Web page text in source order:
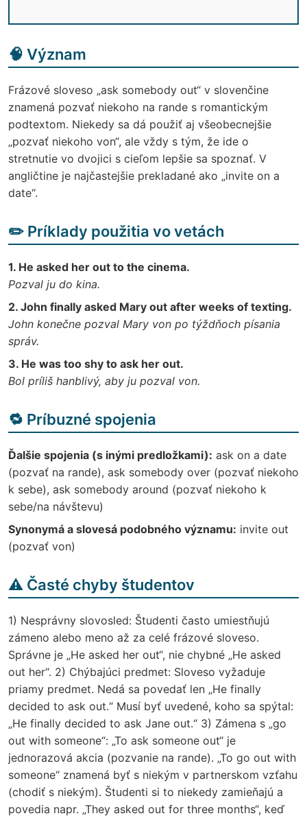
🧠 Význam
Frázové sloveso „ask somebody out“ v slovenčine
znamená pozvať niekoho na rande s romantickým
podtextom. Niekedy sa dá použiť aj všeobecnejšie
„pozvať niekoho von“, ale vždy s tým, že ide o
stretnutie vo dvojici s cieľom lepšie sa spoznať. V
angličtine je najčastejšie prekladané ako „invite on a
date“.
✏️ Príklady použitia vo vetách
1. He asked her out to the cinema.
Pozval ju do kina.
2. John finally asked Mary out after weeks of texting.
John konečne pozval Mary von po týždňoch písania
správ.
3. He was too shy to ask her out.
Bol príliš hanblivý, aby ju pozval von.
🔁 Príbuzné spojenia
Ďalšie spojenia (s inými predložkami): ask on a date
(pozvať na rande), ask somebody over (pozvať niekoho
k sebe), ask somebody around (pozvať niekoho k
sebe/na návštevu)
Synonymá a slovesá podobného významu: invite out
(pozvať von)
⚠️ Časté chyby študentov
1) Nesprávny slovosled: Študenti často umiestňujú
zámeno alebo meno až za celé frázové sloveso.
Správne je „He asked her out“, nie chybné „He asked
out her“. 2) Chýbajúci predmet: Sloveso vyžaduje
priamy predmet. Nedá sa povedať len „He finally
decided to ask out.“ Musí byť uvedené, koho sa spýtal:
„He finally decided to ask Jane out.“ 3) Zámena s „go
out with someone“: „To ask someone out“ je
jednorazová akcia (pozvanie na rande). „To go out with
someone“ znamená byť s niekým v partnerskom vzťahu
(chodiť s niekým). Študenti si to niekedy zamieňajú a
povedia napr. „They asked out for three months“, keď